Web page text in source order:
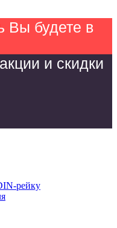
Вы будете в
и скидки
рейку